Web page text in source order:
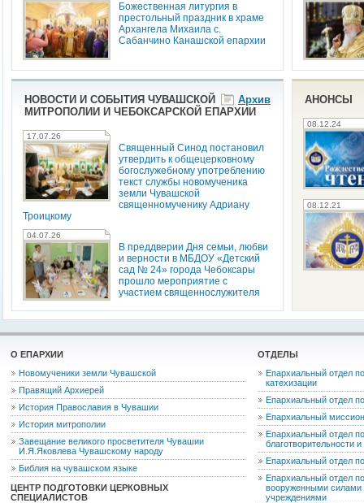
Божественная литургия в
престольный праздник в храме
Архангела Михаила с.
Сабанчино Канашской епархии
Архив
НОВОСТИ И СОБЫТИЯ ЧУВАШСКОЙ
МИТРОПОЛИИ И ЧЕБОКСАРСКОЙ ЕПАРХИИ
17.07.26
Священный Синод постановил
утвердить к общецерковному
богослужебному употреблению
текст службы новомученика
земли Чувашской
священномученику Адриану
Троицкому
04.07.26
В преддверии Дня семьи, любви
и верности в МБДОУ «Детский
сад № 24» города Чебоксары
прошло мероприятие с
участием священнослужителя
АНОНСЫ
08.12.24
08.12.21
О ЕПАРХИИ
Новомученики земли Чувашской
Правящий Архиерей
История Православия в Чувашии
История митрополии
Завещание великого просветителя Чувашии
И.Я.Яковлева Чувашскому народу
Библия на чувашском языке
ЦЕНТР ПОДГОТОВКИ ЦЕРКОВНЫХ
СПЕЦИАЛИСТОВ
ОТДЕЛЫ
Епархиальный отдел
катехизации
Епархиальный отдел
Епархиальный
Епархиальный отдел
благотворительности
Епархиальный отдел
Епархиальный отдел
вооруженными силами
учреждениями